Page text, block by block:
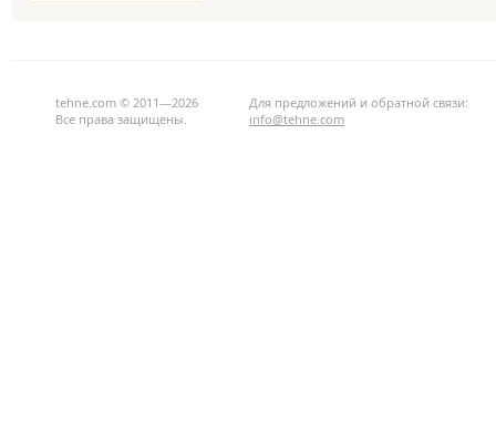
tehne.com © 2011—2026
Все права защищены.
Для предложений и обратной связи:
info@tehne.com